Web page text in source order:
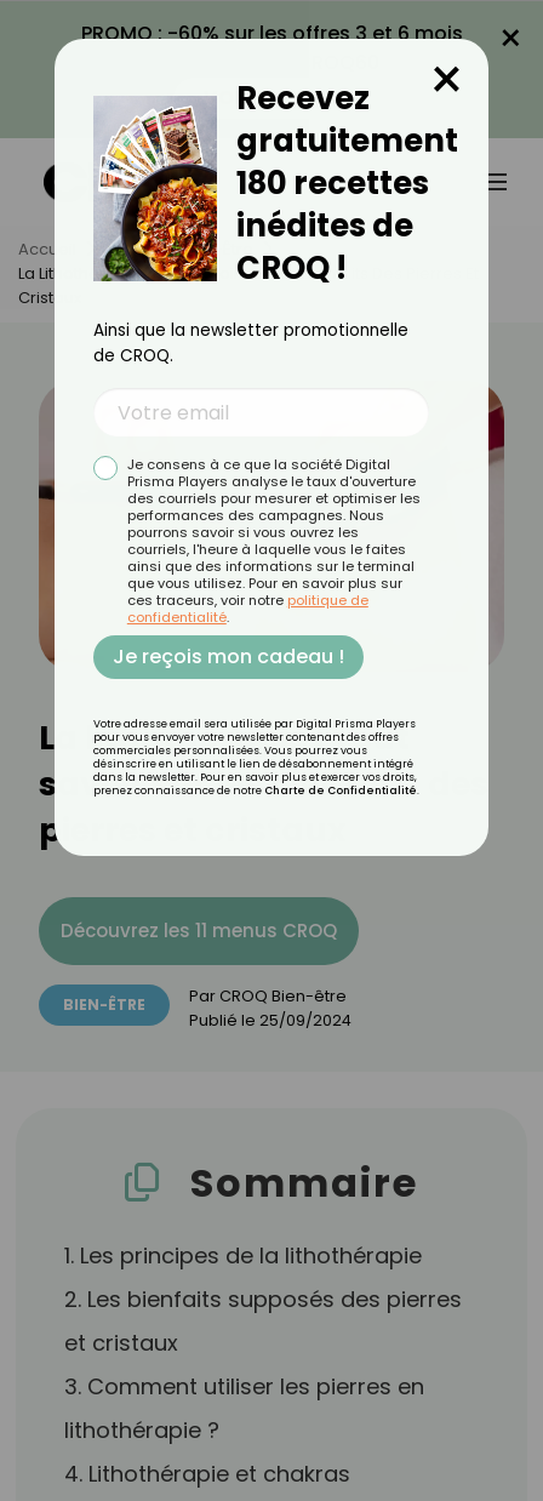
PROMO : -60% sur les offres 3 et 6 mois
VOIR LA PROMO
×
Accueil Actus
Bien-Être
La Lithothérapie : Tout Savoir Sur Les Bienfaits Des Pierres Et
Cristaux
La lithothérapie : Tout
savoir sur les bienfaits des
pierres et cristaux
Découvrez les 11 menus CROQ
BIEN-ÊTRE Par CROQ Bien-être
Publié le 25/09/2024
Sommaire
1. Les principes de la lithothérapie
2. Les bienfaits supposés des pierres
et cristaux
3. Comment utiliser les pierres en
lithothérapie ?
4. Lithothérapie et chakras
Recevez
gratuitement
180 recettes
inédites de
CROQ !
×
Ainsi que la newsletter promotionnelle
de CROQ.
Je consens à ce que la société Digital
Prisma Players analyse le taux d'ouverture
des courriels pour mesurer et optimiser les
performances des campagnes. Nous
pourrons savoir si vous ouvrez les
courriels, l'heure à laquelle vous le faites
ainsi que des informations sur le terminal
que vous utilisez. Pour en savoir plus sur
ces traceurs, voir notre politique de
confidentialité.
Je reçois mon cadeau !
Votre adresse email sera utilisée par Digital Prisma Players
pour vous envoyer votre newsletter contenant des offres
commerciales personnalisées. Vous pourrez vous
désinscrire en utilisant le lien de désabonnement intégré
dans la newsletter. Pour en savoir plus et exercer vos droits,
prenez connaissance de notre Charte de Confidentialité.